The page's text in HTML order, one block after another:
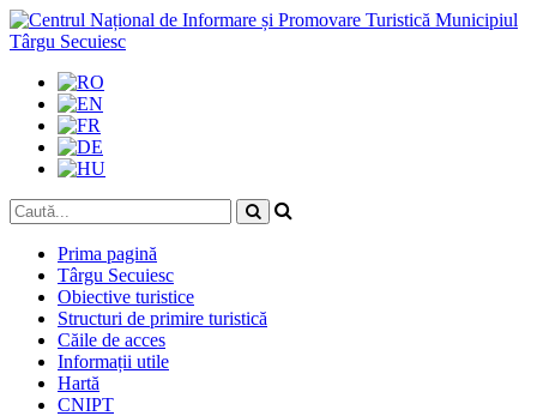
Prima pagină
Târgu Secuiesc
Obiective turistice
Structuri de primire turistică
Căile de acces
Informații utile
Hartă
CNIPT